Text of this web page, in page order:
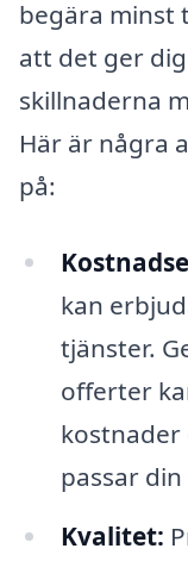
begära minst
att det ger
skillnaderna
Här är några
på:
kan
tjänster.
offerter
kostnader
passar
Kvalitet: